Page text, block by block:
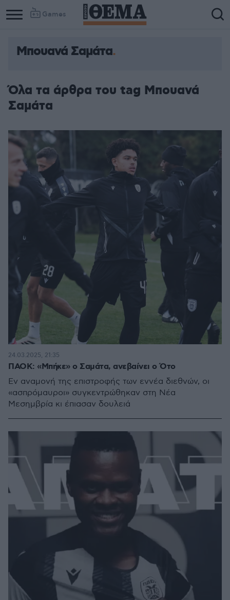
Games
Μπουανά Σαμάτα
Όλα τα άρθρα του tag Μπουανά
Σαμάτα
ΠΑΟΚ: «Μπήκε» ο Σαμάτα, ανεβαίνει ο Ότο
Εν αναμονή της επιστροφής των εννέα διεθνών, οι
«ασπρόμαυροι» συγκεντρώθηκαν στη Νέα
Μεσημβρία κι έπιασαν δουλειά
24.03.2025, 21:35